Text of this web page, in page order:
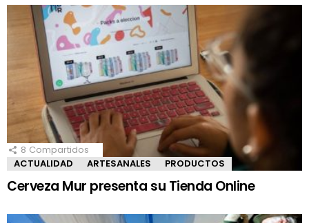
8 Compartidos
ACTUALIDAD
ARTESANALES PRODUCTOS
Cerveza Mur presenta su Tienda Online